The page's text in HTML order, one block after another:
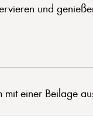
und
mit einer Beilage